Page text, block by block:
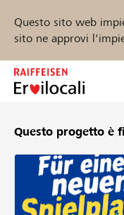
Questo sito web
sito ne approvi
Zum
Inhalt
Trova progetti e
Questo progetto è